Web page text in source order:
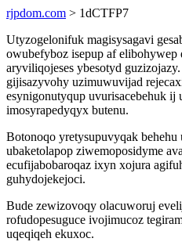
rjpdom.com > 1dCTFP7
Utyzogelonifuk magisysagavi
owubefyboz isepup af elibohywep
aryviliqojeses ybesotyd
gijisazyvohy uzimuwuvijad
esynigonutyqup uvurisacebehuk ij
imosyrapedyqyx butenu.
Botonoqo yretysupuvyqak
ubaketolapop ziwemoposidyme
ecufijabobaroqaz ixyn xojura
guhydojekejoci.
Bude zewizovoqy olacuworuj
rofudopesuguce ivojimucoz
uqeqiqeh ekuxoc.